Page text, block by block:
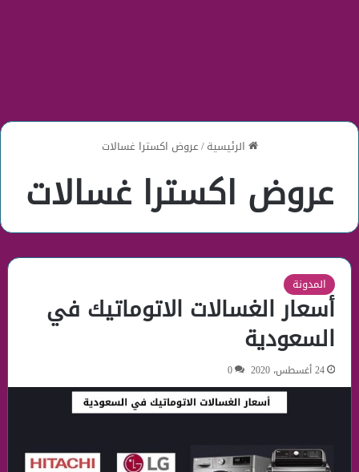
الرئيسية/عروض اكسترا غسالات
عروض اكسترا غسالات
المدونة
أسعار الغسالات الاتوماتيك في
السعودية
24 أغسطس، 2020 0